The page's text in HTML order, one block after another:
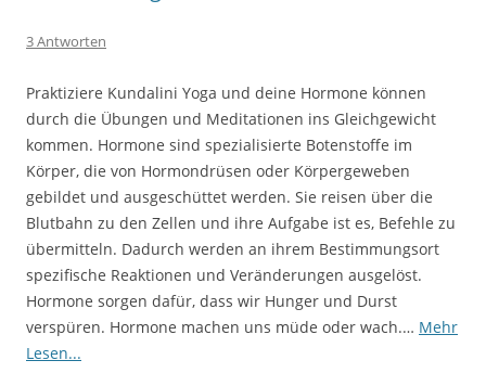
3 Antworten
Praktiziere Kundalini Yoga und deine Hormone können
durch die Übungen und Meditationen ins Gleichgewicht
kommen. Hormone sind spezialisierte Botenstoffe im
Körper, die von Hormondrüsen oder Körpergeweben
gebildet und ausgeschüttet werden. Sie reisen über die
Blutbahn zu den Zellen und ihre Aufgabe ist es, Befehle zu
übermitteln. Dadurch werden an ihrem Bestimmungsort
spezifische Reaktionen und Veränderungen ausgelöst.
Hormone sorgen dafür, dass wir Hunger und Durst
verspüren. Hormone machen uns müde oder wach.… Mehr
Lesen...